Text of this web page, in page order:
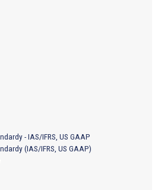
- IAS/IFRS, US GAAP
(IAS/IFRS, US GAAP)